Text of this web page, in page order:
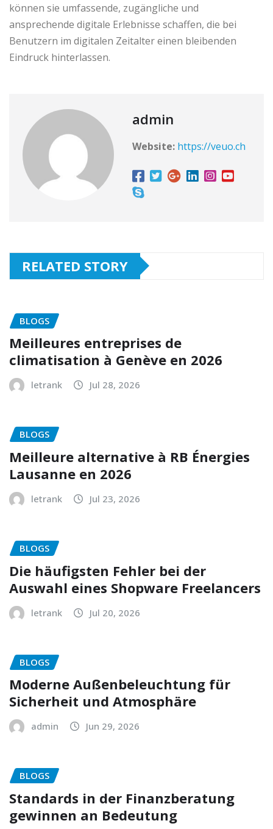
können sie umfassende, zugängliche und
ansprechende digitale Erlebnisse schaffen, die bei
Benutzern im digitalen Zeitalter einen bleibenden
Eindruck hinterlassen.
admin
Website: https://veuo.ch
RELATED STORY
BLOGS
Meilleures entreprises de
climatisation à Genève en 2026
letrank Jul 28, 2026
BLOGS
Meilleure alternative à RB Énergies
Lausanne en 2026
letrank Jul 23, 2026
BLOGS
Die häufigsten Fehler bei der
Auswahl eines Shopware Freelancers
letrank Jul 20, 2026
BLOGS
Moderne Außenbeleuchtung für
Sicherheit und Atmosphäre
admin Jun 29, 2026
BLOGS
Standards in der Finanzberatung
gewinnen an Bedeutung